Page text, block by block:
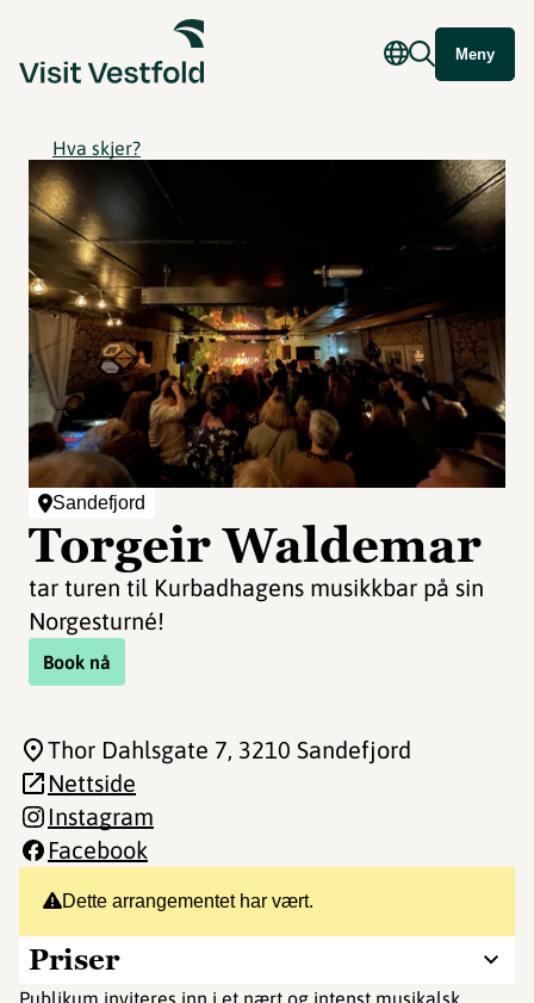
Meny
Hva skjer?
Sandefjord
Torgeir Waldemar
tar turen til Kurbadhagens musikkbar på sin
Norgesturné!
Book nå
Dette arrangementet har vært.
Priser
Publikum inviteres inn i et nært og intenst musikalsk
Thor Dahlsgate 7, 3210 Sandefjord
Nettside
Instagram
Facebook